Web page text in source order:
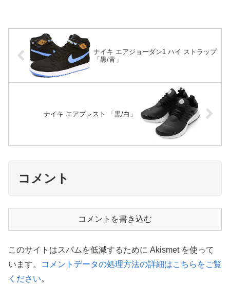
ナイキ エアジョーダン1 ハイ ストラップ
「黒/青」
ナイキ エアプレスト 「黒/白」
コメント
コメントを書き込む
このサイトはスパムを低減するために Akismet を使って
います。
コメントデータの処理方法の詳細はこちらをご覧
ください。